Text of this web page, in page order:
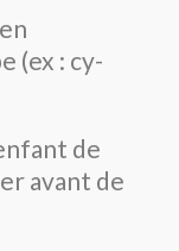
(ex : cy-
de
avant de